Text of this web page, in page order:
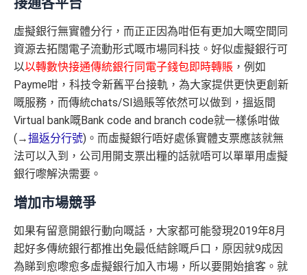
接通各平台
虛擬銀行無實體分行，而正正因為咁佢有更加大嘅空間同
資源去拓闊電子流動形式嘅市場同科技。好似虛擬銀行可
以以轉數快接通傳統銀行同電子錢包即時轉賬 ，例如
Payme咁，科技令新舊平台接軌，為大家提供更快更創新
嘅服務，而傳統chats/SI過賬等依然可以做到，搵返間
Virtual bank嘅Bank code and branch code就一樣係咁做
(→搵返分行號)。而虛擬銀行唔好處係實體支票應該就無
法可以入到，公司用開支票出糧的話就唔可以單單用虛擬
銀行嚟解決需要。
增加市場競爭
如果有留意開銀行動向嘅話，大家都可能發現2019年8月
起好多傳統銀行都推出免最低結餘嘅戶口，原因就9成因
為睇到愈嚟愈多虛擬銀行加入市場，所以要開始搶客。就